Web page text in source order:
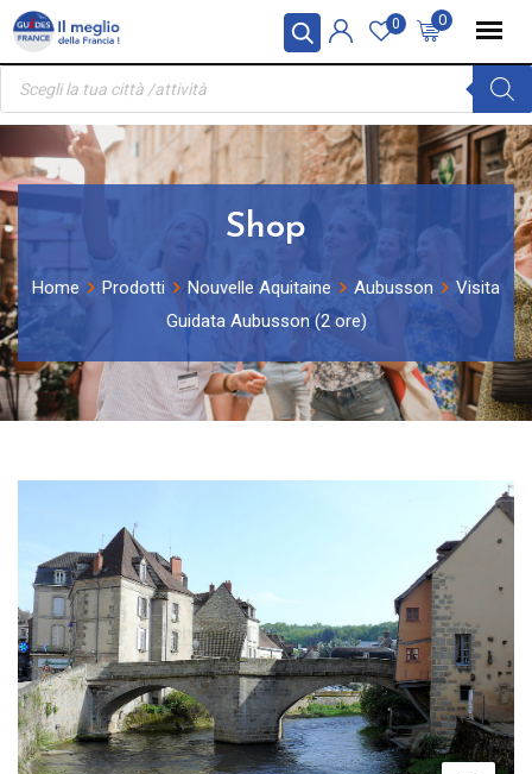
Pannello di gestione dei cookies
Skip
content
0
0
Ricerca
prodotti
Shop
Home Prodotti Nouvelle Aquitaine Aubusson
Visita
Guidata Aubusson (2 ore)